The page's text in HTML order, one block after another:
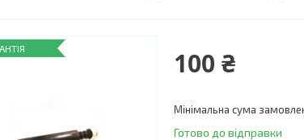
100 ₴
Мінімальна сума
Готово до відправки